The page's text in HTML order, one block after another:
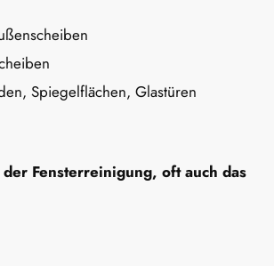
Spiegelflächen, Glastüren
Fensterreinigung, oft auch das